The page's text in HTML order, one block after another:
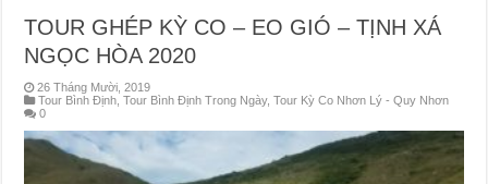
TOUR GHÉP KỲ CO – EO GIÓ – TỊNH XÁ
NGỌC HÒA 2020
26 Tháng Mười, 2019
Tour Bình Định ,Tour Bình Định Trong Ngày,Tour Kỳ Co Nhơn Lý - Quy Nhơn
0